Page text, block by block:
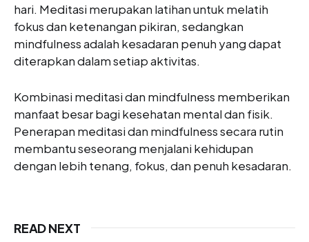
hari. Meditasi merupakan latihan untuk melatih
fokus dan ketenangan pikiran, sedangkan
mindfulness adalah kesadaran penuh yang dapat
diterapkan dalam setiap aktivitas.
Kombinasi meditasi dan mindfulness memberikan
manfaat besar bagi kesehatan mental dan fisik.
Penerapan meditasi dan mindfulness secara rutin
membantu seseorang menjalani kehidupan
dengan lebih tenang, fokus, dan penuh kesadaran.
READ NEXT